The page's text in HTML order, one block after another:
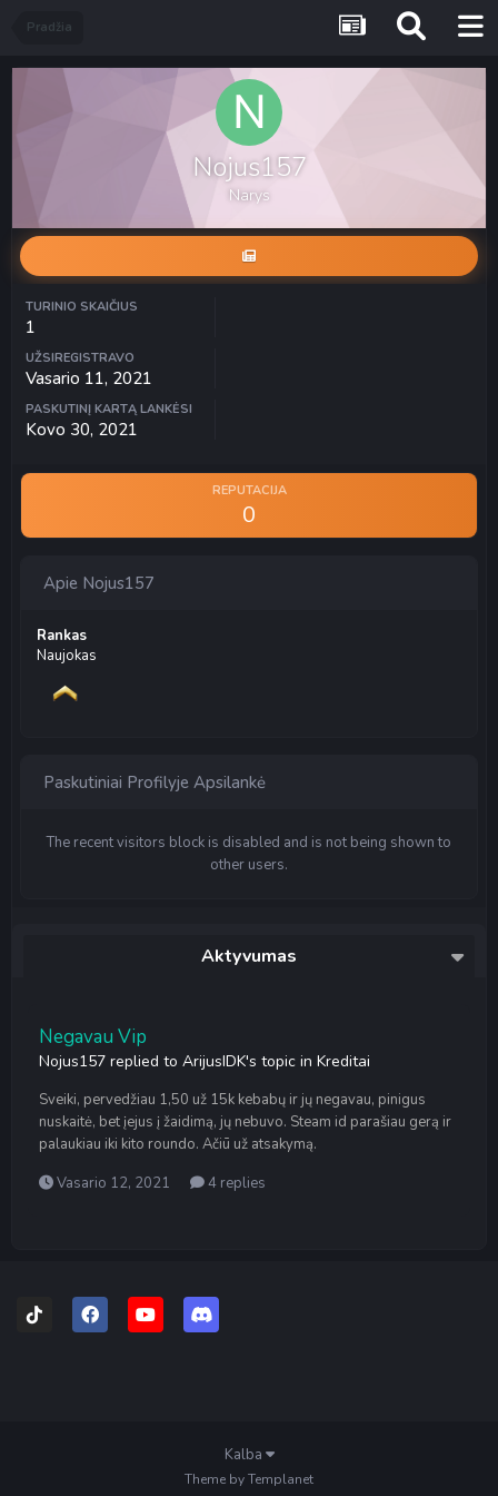
Pradžia
Nojus157
Narys
TURINIO SKAIČIUS
1
UŽSIREGISTRAVO
Vasario 11, 2021
PASKUTINĮ KARTĄ LANKĖSI
Kovo 30, 2021
REPUTACIJA
0
Apie Nojus157
Rankas
Naujokas
Paskutiniai Profilyje Apsilankė
The recent visitors block is disabled and is not being shown to
other users.
Aktyvumas
Negavau Vip
Nojus157 replied to ArijusIDK's topic in Kreditai
Sveiki, pervedžiau 1,50 už 15k kebabų ir jų negavau, pinigus
nuskaitė, bet įejus į žaidimą, jų nebuvo. Steam id parašiau gerą ir
palaukiau iki kito roundo. Ačiū už atsakymą.
Vasario 12, 2021
4 replies
Kalba
Theme by Templanet